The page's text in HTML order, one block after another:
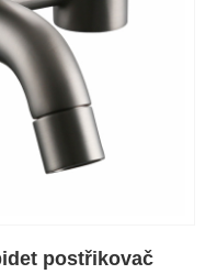
postřikovač